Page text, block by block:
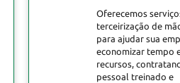
Oferecemos
terceirização de
para ajudar sua
economizar tempo
recursos,
pessoal treinado e